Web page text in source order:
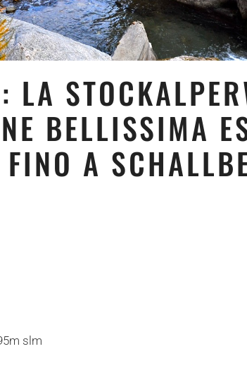
LA
BELLISSIMA
A
slm